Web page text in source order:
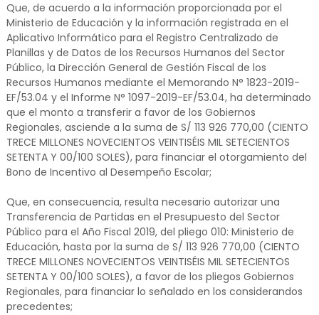
Que, de acuerdo a la información proporcionada por el
Ministerio de Educación y la información registrada en el
Aplicativo Informático para el Registro Centralizado de
Planillas y de Datos de los Recursos Humanos del Sector
Público, la Dirección General de Gestión Fiscal de los
Recursos Humanos mediante el Memorando N° 1823-2019-
EF/53.04 y el Informe N° 1097-2019-EF/53.04, ha determinado
que el monto a transferir a favor de los Gobiernos
Regionales, asciende a la suma de S/ 113 926 770,00 (CIENTO
TRECE MILLONES NOVECIENTOS VEINTISÉIS MIL SETECIENTOS
SETENTA Y 00/100 SOLES), para financiar el otorgamiento del
Bono de Incentivo al Desempeño Escolar;
Que, en consecuencia, resulta necesario autorizar una
Transferencia de Partidas en el Presupuesto del Sector
Público para el Año Fiscal 2019, del pliego 010: Ministerio de
Educación, hasta por la suma de S/ 113 926 770,00 (CIENTO
TRECE MILLONES NOVECIENTOS VEINTISÉIS MIL SETECIENTOS
SETENTA Y 00/100 SOLES), a favor de los pliegos Gobiernos
Regionales, para financiar lo señalado en los considerandos
precedentes;